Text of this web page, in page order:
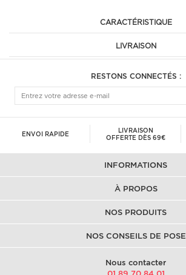
CARACTÉRISTIQUE
LIVRAISON
RESTONS CONNECTÉS :
ENVOI RAPIDE
LIVRAISON
OFFERTE DÈS 69€
INFORMATIONS
À PROPOS
NOS PRODUITS
NOS CONSEILS DE POSE
Nous contacter